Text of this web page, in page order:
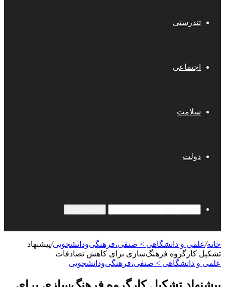
تندرستی
اجتماعی
سلامت
دولت
خانه/علمی‌ و دانشگاهی > صنفی،فرهنگی‌ودانشجویی/پیشنهاد
تشکیل کارگروه فرهنگ‌سازی برای کاهش تصادفات
علمی‌ و دانشگاهی > صنفی،فرهنگی‌ودانشجویی